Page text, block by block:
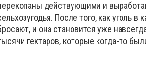
действующими и
После того, как уголь
и она становится уже
гектаров, которые когда-то